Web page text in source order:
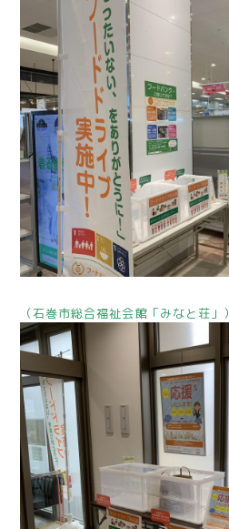
（石巻市総合福祉会館「みなと荘」）